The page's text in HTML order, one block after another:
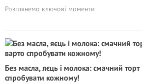
Розглянемо ключові моменти
Без масла, яєць і молока: смачний торт
спробувати кожному!